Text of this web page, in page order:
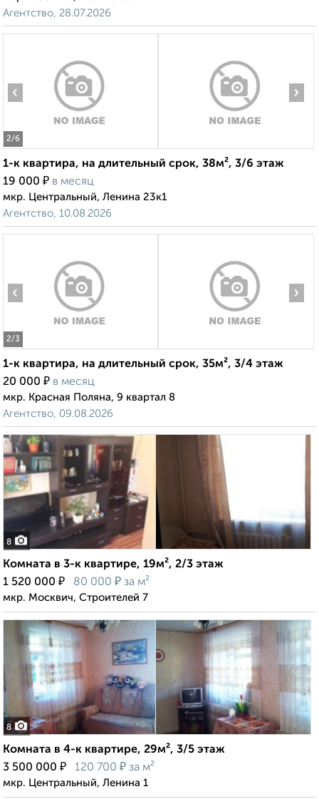
Агентство, 28.07.2026
2/6
‹ ›
1-к квартира, на длительный срок, 38м², 3/6 этаж
19 000 ₽ в месяц
мкр. Центральный, Ленина 23к1
Агентство, 10.08.2026
2/3
‹ ›
1-к квартира, на длительный срок, 35м², 3/4 этаж
20 000 ₽ в месяц
мкр. Красная Поляна, 9 квартал 8
Агентство, 09.08.2026
8
Комната в 3-к квартире, 19м², 2/3 этаж
1 520 000 ₽ 80 000 ₽ за м²
мкр. Москвич, Строителей 7
8
Комната в 4-к квартире, 29м², 3/5 этаж
3 500 000 ₽ 120 700 ₽ за м²
мкр. Центральный, Ленина 1